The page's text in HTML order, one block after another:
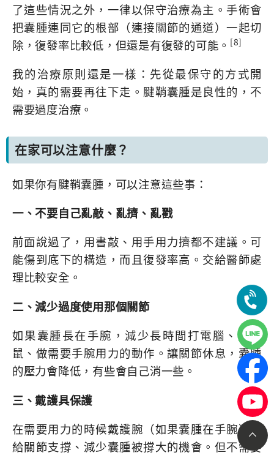
了這些情況之外，一律以保守治療為主。手術會
把囊腫連同它的根部（連接關節的通道）一起切
除，復發率比較低，但還是有復發的可能。 [8]
我的治療原則還是一樣：先從最保守的方式開
始，真的需要再往下走。腱鞘囊腫是良性的，不
需要過度治療。
在家可以注意什麼？
如果你有腱鞘囊腫，可以注意這些事：
一、不要自己亂敲、亂擠、亂戳
前面說過了，用書敲、用手用力擠都不建議。可
能傷到底下的構造，而且復發率高。交給醫師處
理比較安全。
二、減少過度使用那個關節
如果囊腫長在手腕，減少長時間打電腦、用滑
鼠、做需要手腕用力的動作。讓關節休息，囊腫
的壓力會降低，有些會自己消一些。
三、戴護具保護
在需要用力的時候戴護腕（如果囊腫在手腕），
給關節支撐、減少囊腫被撐大的機會。但不需要